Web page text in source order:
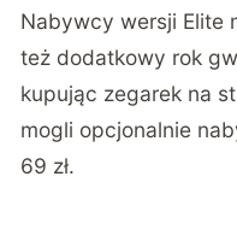
Nabywcy wersji Elite
też dodatkowy rok
kupując zegarek na
mogli opcjonalnie
69 zł.